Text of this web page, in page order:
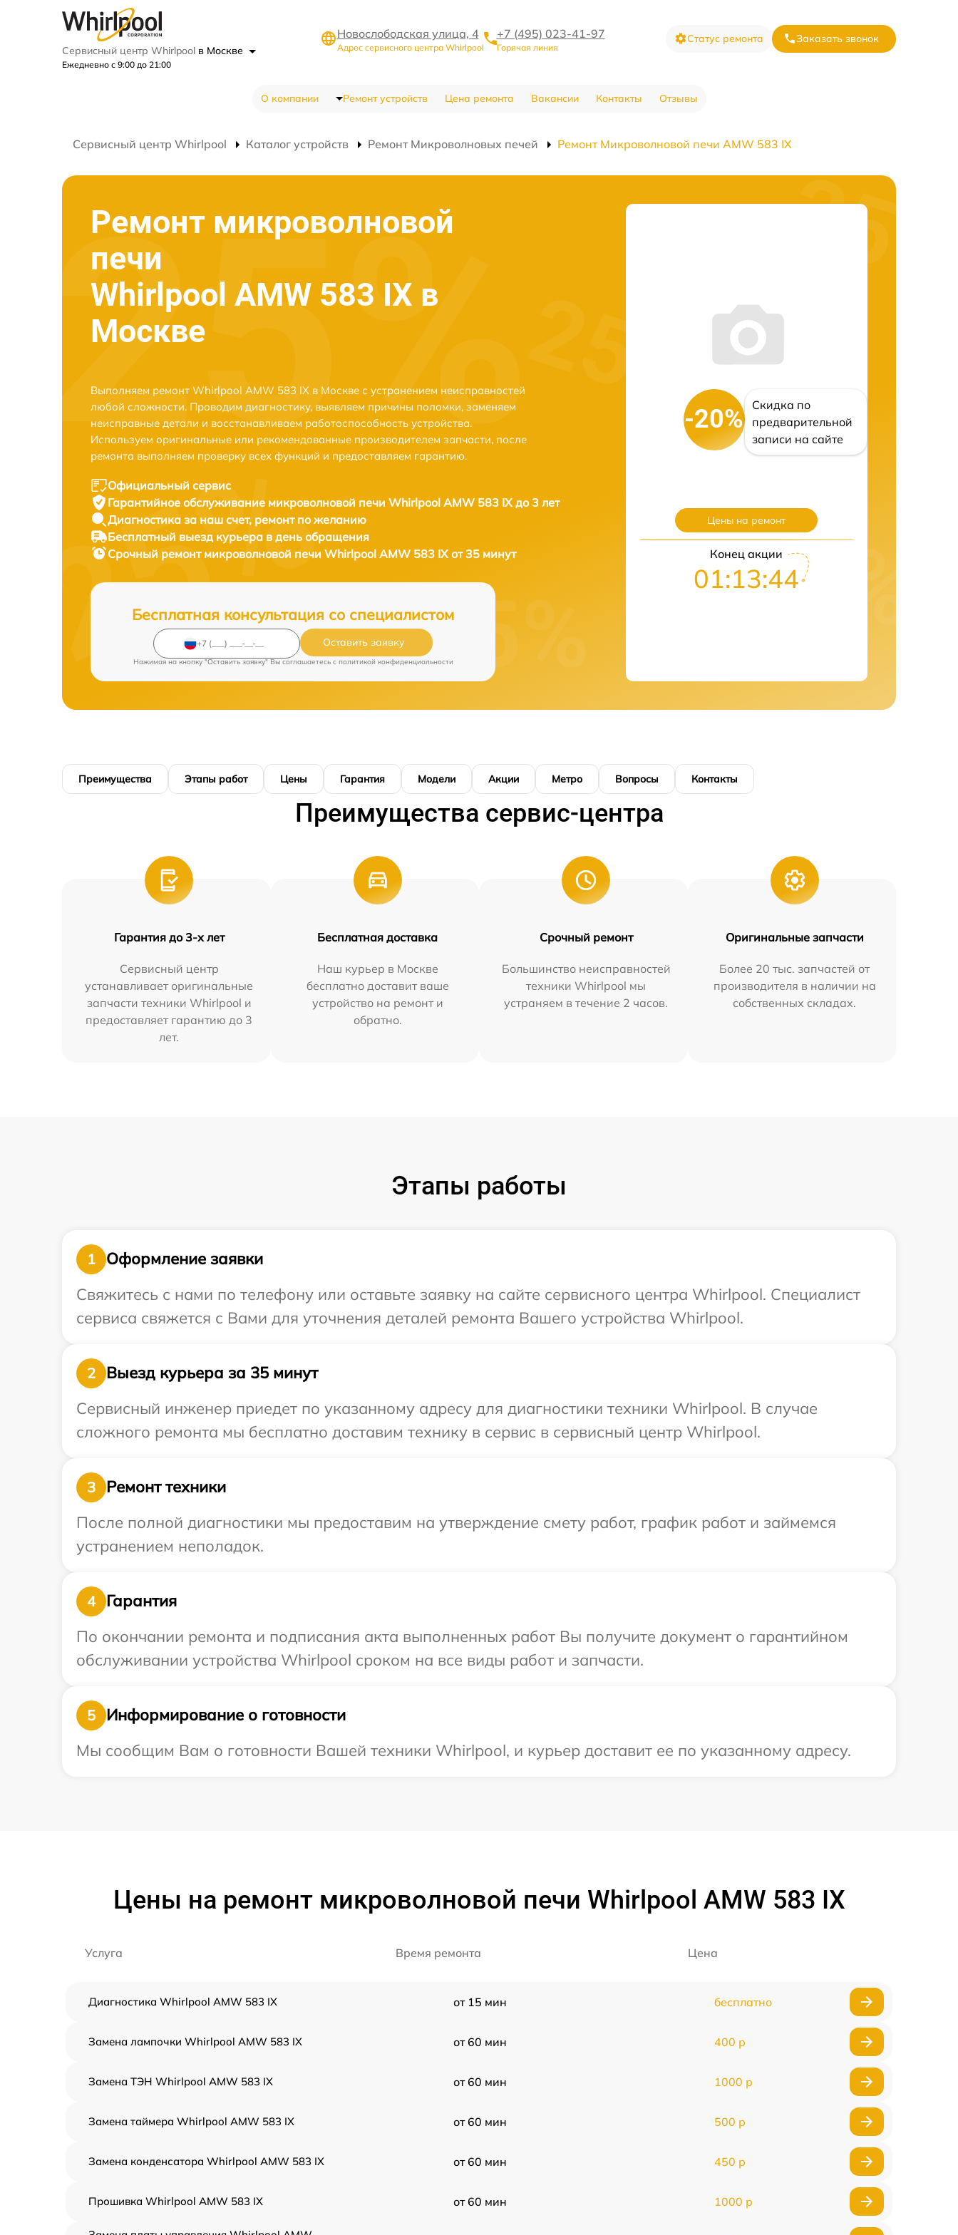
Сервисный центр Whirlpool в Москве
Ежедневно с 9:00 до 21:00
Новослободская улица, 4
Адрес сервисного центра Whirlpool
+7 (495) 023-41-97
Горячая линия
Статус ремонта Заказать звонок
О компании Ремонт устройств Цена ремонта Вакансии Контакты Отзывы
Сервисный центр Whirlpool Каталог устройств Ремонт Микроволновых печей Ремонт Микроволновой печи AMW 583 IX
Ремонт микроволновой
печи
Whirlpool AMW 583 IX в
Москве
Выполняем ремонт Whirlpool AMW 583 IX в Москве с устранением неисправностей
любой сложности. Проводим диагностику, выявляем причины поломки, заменяем
неисправные детали и восстанавливаем работоспособность устройства.
Используем оригинальные или рекомендованные производителем запчасти, после
ремонта выполняем проверку всех функций и предоставляем гарантию.
Официальный сервис
Гарантийное обслуживание микроволновой печи Whirlpool AMW 583 IX до 3 лет
Диагностика за наш счет, ремонт по желанию
Бесплатный выезд курьера в день обращения
Срочный ремонт микроволновой печи Whirlpool AMW 583 IX от 35 минут
Бесплатная консультация со специалистом
Оставить заявку
Нажимая на кнопку "Оставить заявку" Вы соглашаетесь c политикой конфиденциальности
-20%
Скидка по
предварительной
записи на сайте
Цены на ремонт
Конец акции
01:13:43
Преимущества Этапы работ Цены Гарантия Модели Акции Метро Вопросы Контакты
Преимущества сервис-центра
Гарантия до 3-х лет
Сервисный центр
устанавливает оригинальные
запчасти техники Whirlpool и
предоставляет гарантию до 3
лет.
Бесплатная доставка
Наш курьер в Москве
бесплатно доставит ваше
устройство на ремонт и
обратно.
Срочный ремонт
Большинство неисправностей
техники Whirlpool мы
устраняем в течение 2 часов.
Оригинальные запчасти
Более 20 тыс. запчастей от
производителя в наличии на
собственных складах.
Этапы работы
1
Оформление заявки
Свяжитесь с нами по телефону или оставьте заявку на сайте сервисного центра Whirlpool. Специалист
сервиса свяжется с Вами для уточнения деталей ремонта Вашего устройства Whirlpool.
2
Выезд курьера за 35 минут
Сервисный инженер приедет по указанному адресу для диагностики техники Whirlpool. В случае
сложного ремонта мы бесплатно доставим технику в сервис в сервисный центр Whirlpool.
3
Ремонт техники
После полной диагностики мы предоставим на утверждение смету работ, график работ и займемся
устранением неполадок.
4
Гарантия
По окончании ремонта и подписания акта выполненных работ Вы получите документ о гарантийном
обслуживании устройства Whirlpool сроком на все виды работ и запчасти.
5
Информирование о готовности
Мы сообщим Вам о готовности Вашей техники Whirlpool, и курьер доставит ее по указанному адресу.
Цены на ремонт микроволновой печи Whirlpool AMW 583 IX
Услуга Время ремонта Цена
Диагностика Whirlpool AMW 583 IX от 15 мин бесплатно
Замена лампочки Whirlpool AMW 583 IX от 60 мин 400 р
Замена ТЭН Whirlpool AMW 583 IX от 60 мин 1000 р
Замена таймера Whirlpool AMW 583 IX от 60 мин 500 р
Замена конденсатора Whirlpool AMW 583 IX от 60 мин 450 р
Прошивка Whirlpool AMW 583 IX от 60 мин 1000 р